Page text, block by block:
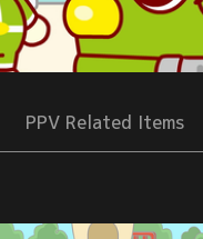
PPV Related Items